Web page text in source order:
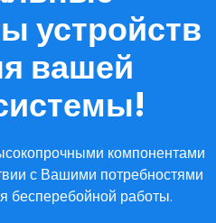
устройств
вашей
компонентами
с Вашими потребностями
бесперебойной работы.